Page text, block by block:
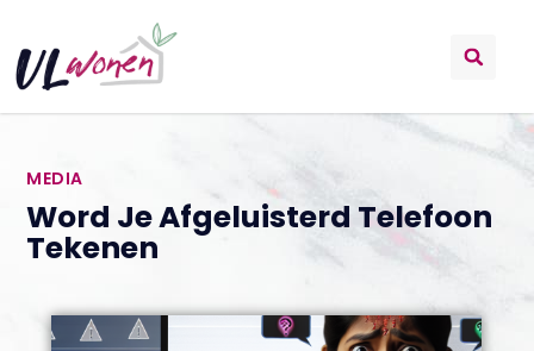
MEDIA
Word Je Afgeluisterd Telefoon
Tekenen